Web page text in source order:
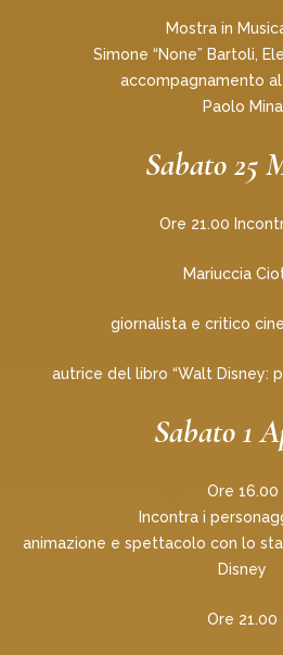
Mostra in
Simone “None” Bartoli,
accompagnamento
Paolo Mina
Sabato 25
Ore 21.00
Mariuccia
giornalista e critico
autrice del libro “Walt Disney:
Sabato 1
Ore 16.00
Incontra i
animazione e spettacolo con lo
Disney
Ore 21.00